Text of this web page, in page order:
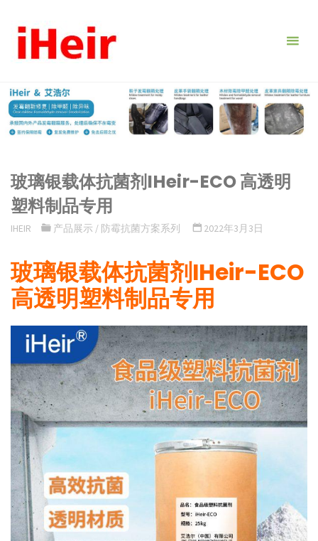
容。
玻璃银载体抗菌剂IHeir-ECO 高透明
塑料制品专用
IHEIR 产品展示 / 防霉抗菌方案系列 2022年3月3日
玻璃银载体抗菌剂IHeir-ECO
高透明塑料制品专用